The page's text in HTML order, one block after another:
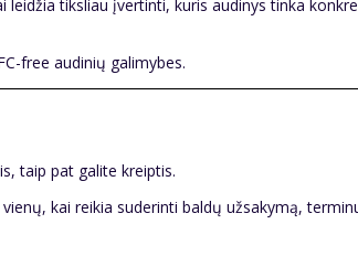
tiksliau įvertinti, kuris audinys tinka
free audinių galimybes.
taip pat galite kreiptis.
kai reikia suderinti baldų užsakymą,